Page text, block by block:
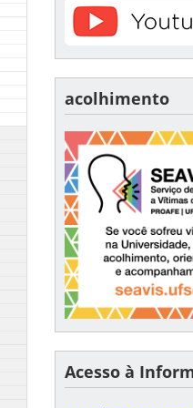
acolhimento
Acesso à